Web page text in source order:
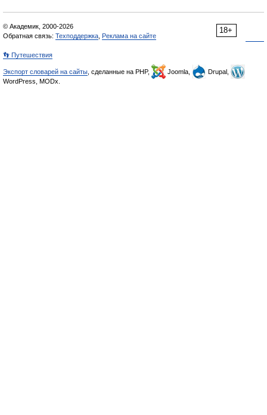
18+
© Академик, 2000-2026
Обратная связь: Техподдержка Реклама на сайте
👣 Путешествия
Экспорт словарей на сайты , сделанные на PHP, Joomla,
Drupal,
WordPress, MODx.